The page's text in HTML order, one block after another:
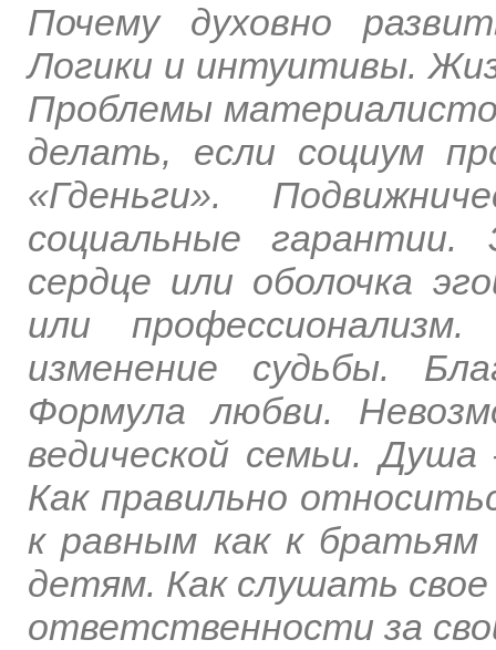
Почему духовно
Логики и интуитивы.
Проблемы
делать, если социум
«Гденьги».
социальные гарантии.
сердце или оболочка
или
изменение судьбы.
Формула любви.
ведической семьи.
Как правильно
к равным как к
детям. Как слушать
ответственности за